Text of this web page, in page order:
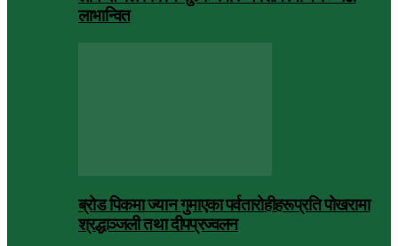
लाभान्वित
ब्रोड पिकमा ज्यान गुमाएका पर्वतारोहीहरूप्रति पोखरामा
श्रद्धाञ्जली तथा दीपप्रज्वलन